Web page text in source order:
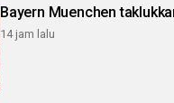
Bayern Muenchen
14 jam lalu